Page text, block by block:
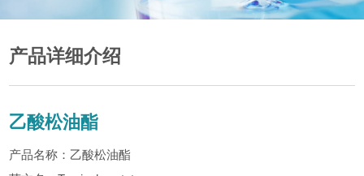
产品详细介绍
乙酸松油酯
产品名称：乙酸松油酯